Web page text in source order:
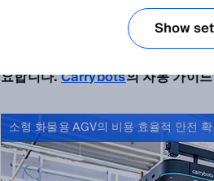
물류 공정의 자동화는 중소기업에
요합니다.Carrybots의 자동 가이
소형 화물용 AGV의 비용 효율적 안전
Show